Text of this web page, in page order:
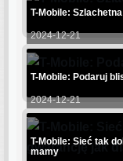
T-Mobile:
2024-12-21
T-Mobile: Podaruj
2024-12-21
T-Mobile: Sieć tak
mamy